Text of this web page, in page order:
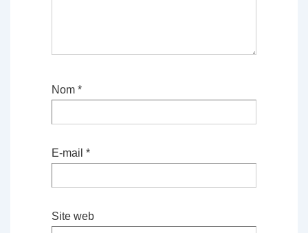
Nom *
E-mail *
Site web